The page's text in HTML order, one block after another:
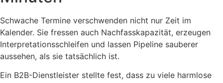
Schwache Termine verschwenden nicht nur Zeit im
Kalender. Sie fressen auch Nachfasskapazität, erzeugen
Interpretationsschleifen und lassen Pipeline sauberer
aussehen, als sie tatsächlich ist.
Ein B2B-Dienstleister stellte fest, dass zu viele harmlose